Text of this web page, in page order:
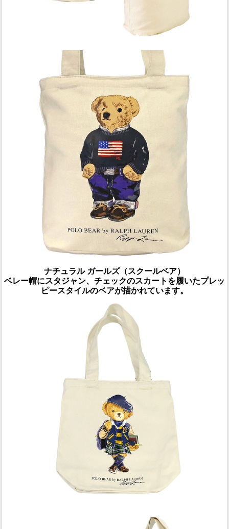
ナチュラル ガールズ（スクールベア）
ベレー帽にスタジャン、チェックのスカートを履いたプレッ
ピースタイルのベアが描かれています。